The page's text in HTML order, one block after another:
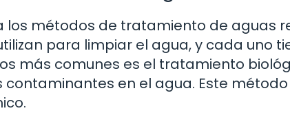
los métodos de tratamiento de aguas
para limpiar el agua, y cada uno
más comunes es el tratamiento
en el agua. Este método